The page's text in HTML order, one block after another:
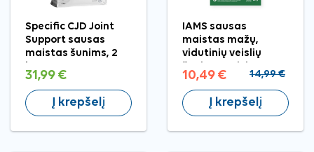
Specific CJD Joint
Support sausas
maistas šunims, 2
31,99 €
Į krepšelį
IAMS sausas
maistas mažų,
vidutinių veislių
kg
10,49 € 14,99 €
Į krepšelį